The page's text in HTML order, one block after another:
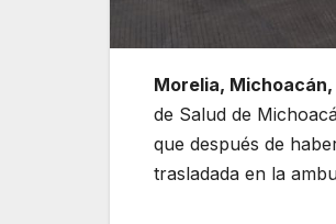
Morelia,
de Salud de
que después de
trasladada en la